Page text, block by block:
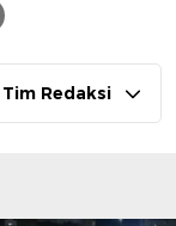
Tim Redaksi